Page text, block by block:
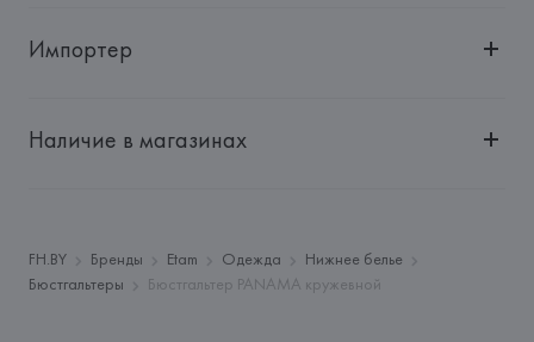
Импортер
"БелВиринея"
Адрес:
ФРАНЦИЯ, Etam Lingerie SA, 57/59 Rue Henri
Barbusse 92110 Clichy,
Наличие в магазинах
FH.BY Бренды Etam Одежда
Нижнее белье
Бюстгальтеры
Бюстгальтер PANAMA кружевной